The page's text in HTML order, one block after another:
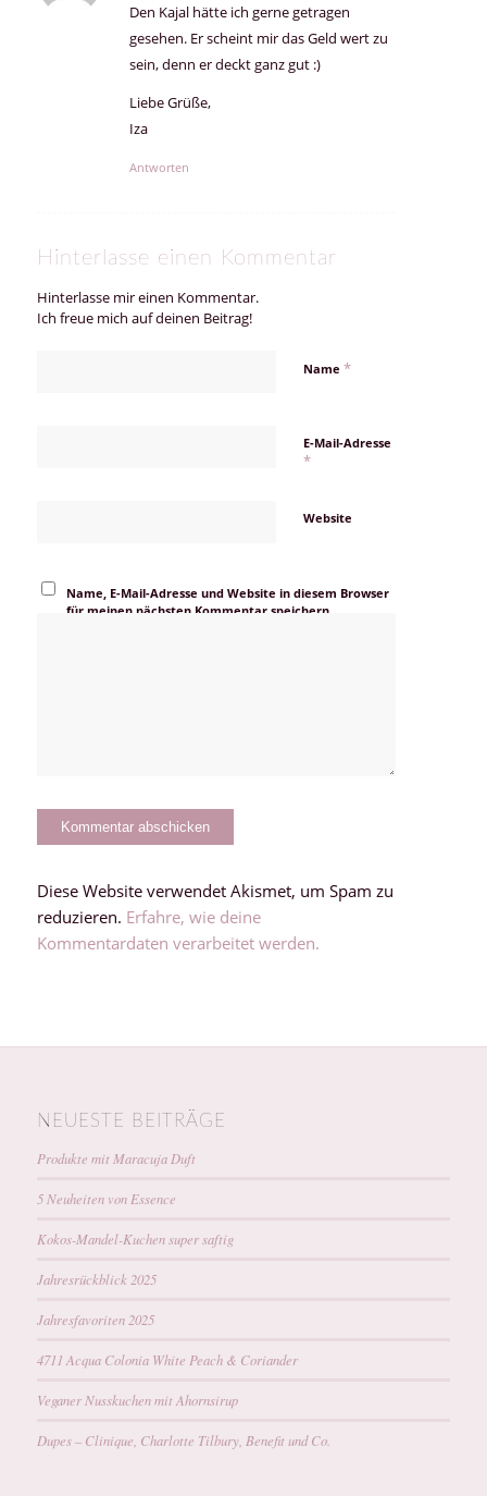
Den Kajal hätte ich gerne getragen
gesehen. Er scheint mir das Geld wert zu
sein, denn er deckt ganz gut :)
Liebe Grüße,
Iza
Antworten
Hinterlasse einen Kommentar
Hinterlasse mir einen Kommentar.
Ich freue mich auf deinen Beitrag!
Name *
E-Mail-Adresse
*
Website
Name, E-Mail-Adresse und Website in diesem Browser
für meinen nächsten Kommentar speichern.
Diese Website verwendet Akismet, um Spam zu
reduzieren. Erfahre, wie deine
Kommentardaten verarbeitet werden.
NEUESTE BEITRÄGE
Produkte mit Maracuja Duft
5 Neuheiten von Essence
Kokos-Mandel-Kuchen super saftig
Jahresrückblick 2025
Jahresfavoriten 2025
4711 Acqua Colonia White Peach & Coriander
Veganer Nusskuchen mit Ahornsirup
Dupes – Clinique, Charlotte Tilbury, Benefit und Co.